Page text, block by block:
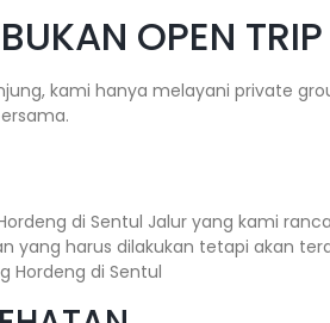
OPEN TRIP
kami hanya melayani private
di Sentul Jalur yang kami
yang harus dilakukan tetapi akan